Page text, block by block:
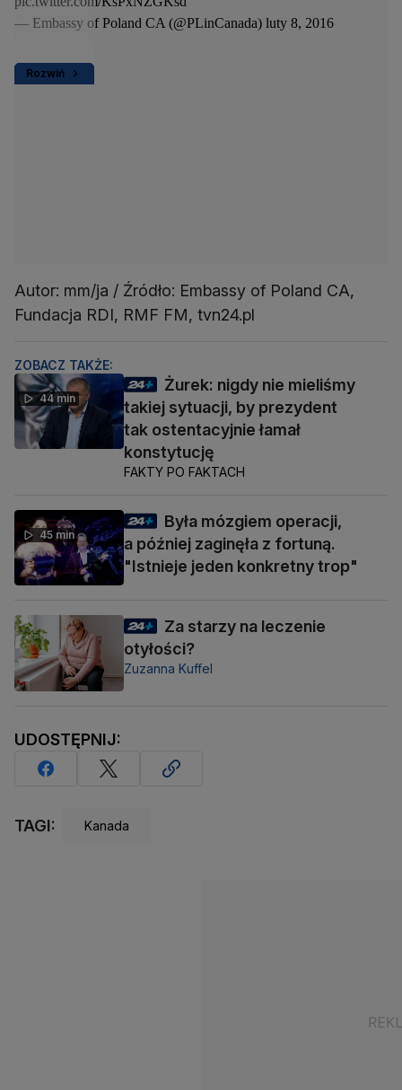
Rozwiń
— Embassy of Poland CA (@PLinCanada) luty 8, 2016
Autor: mm/ja / Źródło: Embassy of Poland CA,
Fundacja RDI, RMF FM, tvn24.pl
ZOBACZ TAKŻE:
44 min
Żurek: nigdy nie mieliśmy
takiej sytuacji, by prezydent
tak ostentacyjnie łamał
konstytucję
FAKTY PO FAKTACH
45 min
Była mózgiem operacji,
a później zaginęła z fortuną.
"Istnieje jeden konkretny trop"
Za starzy na leczenie
otyłości?
Zuzanna Kuffel
UDOSTĘPNIJ:
TAGI: Kanada